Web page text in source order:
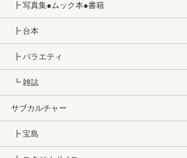
┣ 写真集●ムック本●書籍
┣ 台本
┣ バラエティ
┗ 雑誌
サブカルチャー
┣ 宝島